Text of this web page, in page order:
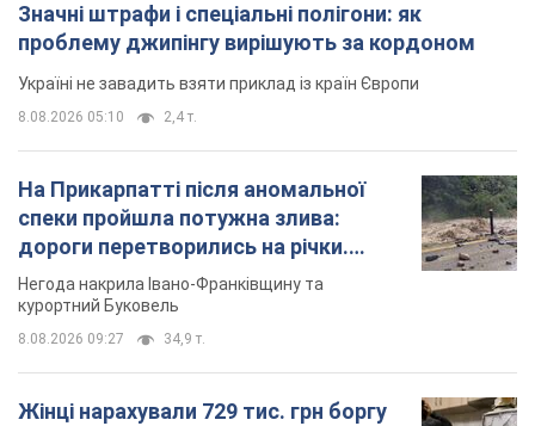
Значні штрафи і спеціальні полігони: як
проблему джипінгу вирішують за кордоном
Україні не завадить взяти приклад із країн Європи
8.08.2026 05:10 2,4 т.
На Прикарпатті після аномальної
спеки пройшла потужна злива:
дороги перетворились на річки.
Відео
Негода накрила Івано-Франківщину та
курортний Буковель
8.08.2026 09:27 34,9 т.
Жінці нарахували 729 тис. грн боргу